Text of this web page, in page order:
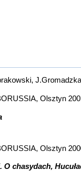
Olsztyn
Olsztyn
O chasydach,